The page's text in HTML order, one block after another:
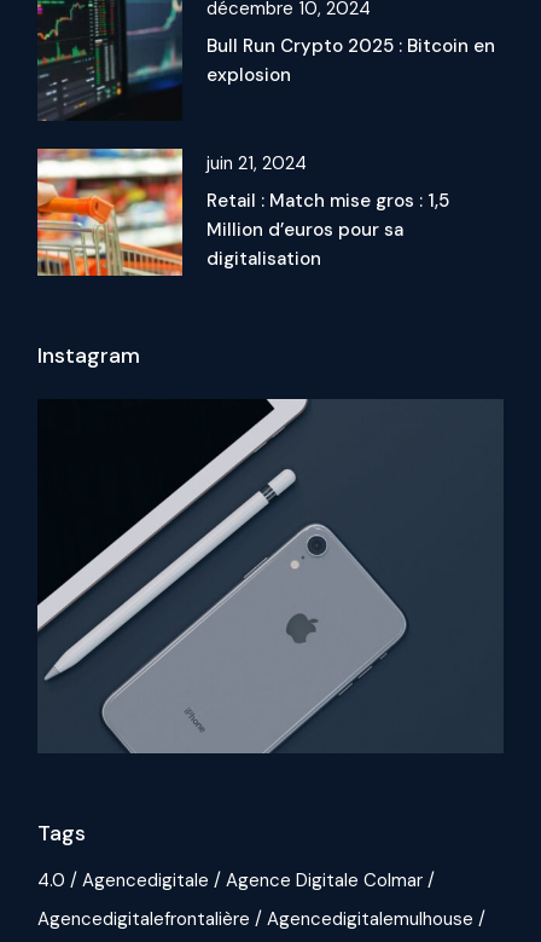
décembre 10, 2024
Bull Run Crypto 2025 : Bitcoin en
explosion
juin 21, 2024
Retail : Match mise gros : 1,5
Million d’euros pour sa
digitalisation
Instagram
Tags
4.0 Agencedigitale
Agence Digitale Colmar
Agencedigitalefrontalière
Agencedigitalemulhouse